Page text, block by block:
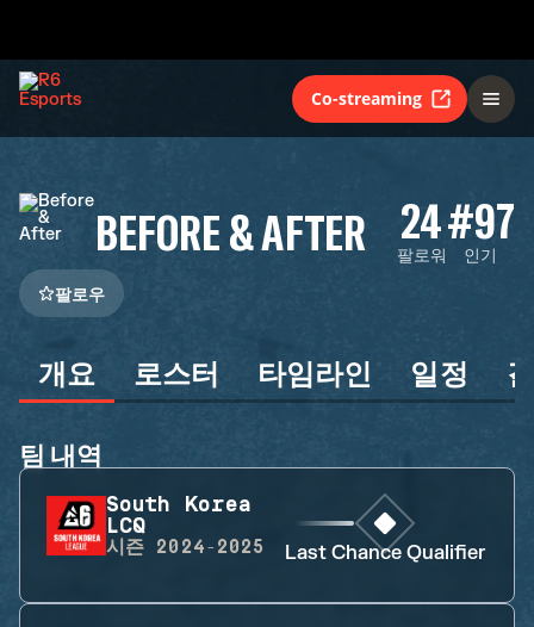
Co-streaming
BEFORE & AFTER 24
팔로워
#97
인기
팔로우
개요 로스터 타임라인 일정
팀 내역
South Korea
LCQ
시즌 2024-2025 Last Chance Qualifier